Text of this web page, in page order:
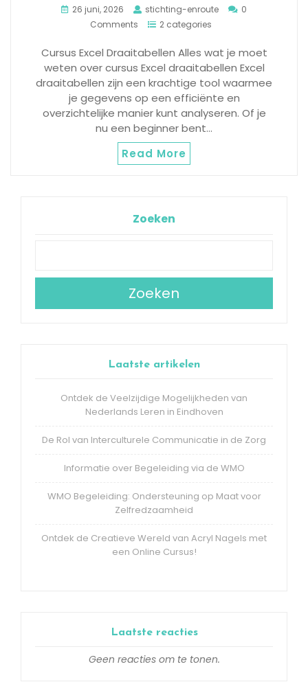
26 juni, 2026 stichting-enroute
0
Comments
2 categories
Cursus Excel Draaitabellen Alles wat je moet
weten over cursus Excel draaitabellen Excel
draaitabellen zijn een krachtige tool waarmee
je gegevens op een efficiënte en
overzichtelijke manier kunt analyseren. Of je
nu een beginner bent…
Read More
Zoeken
Zoeken
Laatste artikelen
Ontdek de Veelzijdige Mogelijkheden van
Nederlands Leren in Eindhoven
De Rol van Interculturele Communicatie in de Zorg
Informatie over Begeleiding via de WMO
WMO Begeleiding: Ondersteuning op Maat voor
Zelfredzaamheid
Ontdek de Creatieve Wereld van Acryl Nagels met
een Online Cursus!
Laatste reacties
Geen reacties om te tonen.